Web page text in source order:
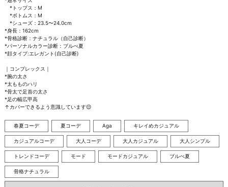
*トップス：M
*ボトムス：M
*シューズ：23.5〜24.0cm
*身長：162cm
*骨格診断：ナチュラル（自己診断）
*パーソナルカラー診断：ブルべ夏
*顔タイプ:エレガント(自己診断)
｜コンプレックス｜
*腕の太さ
*太もものハリ
*骨太で足首の太さ
*足の幅広甲高
↑カバーできるよう意識しています😌
春夏コーデ 夏コーデ Aga キレイめカジュアル
カジュアルコーデ 大人コーデ 大人カジュアル 大人シンプル
トレンドコーデ モード モードカジュアル ブルべ夏
骨格ナチュラル